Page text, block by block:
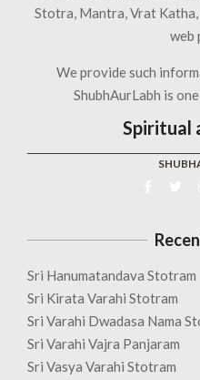
Stotra, Mantra, Vrat
web
We provide such
ShubhAurLabh is
Spiritual
Sri Hanumatandava Stotram
Sri Kirata Varahi Stotram
Sri Varahi Dwadasa Nama
Sri Varahi Vajra Panjaram
Sri Vasya Varahi Stotram